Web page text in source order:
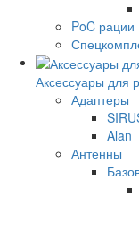
PoC
Аксессуары для
Адаптеры
Alan
Антенны